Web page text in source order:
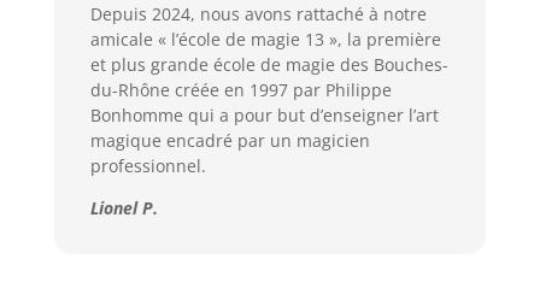
Depuis 2024, nous avons rattaché à notre
amicale « l’école de magie 13 », la première
et plus grande école de magie des Bouches-
du-Rhône créée en 1997 par Philippe
Bonhomme qui a pour but d’enseigner l’art
magique encadré par un magicien
professionnel.
Lionel P.